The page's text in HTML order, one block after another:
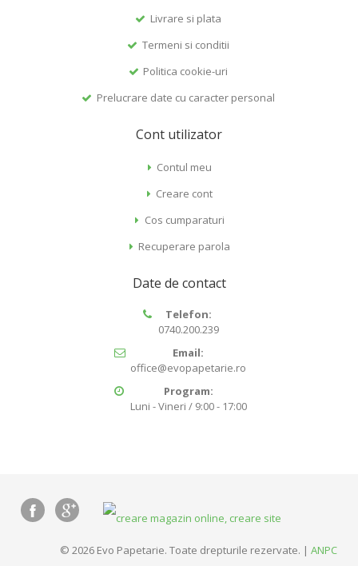
Livrare si plata
Termeni si conditii
Politica cookie-uri
Prelucrare date cu caracter personal
Cont utilizator
Contul meu
Creare cont
Cos cumparaturi
Recuperare parola
Date de contact
Telefon:
0740.200.239
Email:
office@evopapetarie.ro
Program:
Luni - Vineri / 9:00 - 17:00
© 2026 Evo Papetarie. Toate drepturile rezervate. | ANPC